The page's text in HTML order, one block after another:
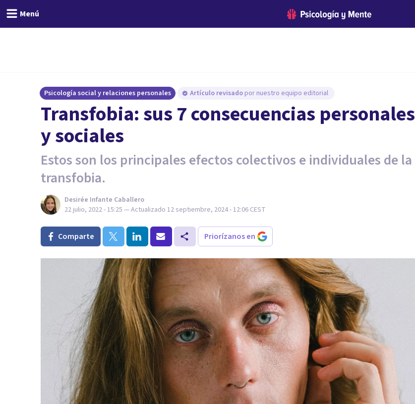
Menú
Psicología social y relaciones personales Artículo revisado por nuestro equipo editorial
Transfobia: sus 7 consecuencias personales
y sociales
Estos son los principales efectos colectivos e individuales de la
transfobia.
Desirée Infante Caballero
22 julio, 2022 - 15:25 — Actualizado 12 septiembre, 2024 - 12:06 CEST
Comparte Priorízanos en